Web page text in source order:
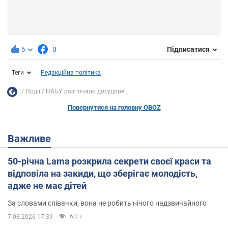
6 0 Підписатися
Теги Редакційна політика
Події НАБУ розпочало досудове...
Повернутися на головну OBOZ
Важливе
50-річна Lama розкрила секрети своєї краси та
відповіла на закиди, що зберігає молодість,
адже не має дітей
За словами співачки, вона не робить нічого надзвичайного
7.08.2026 17:39 6,0 т.